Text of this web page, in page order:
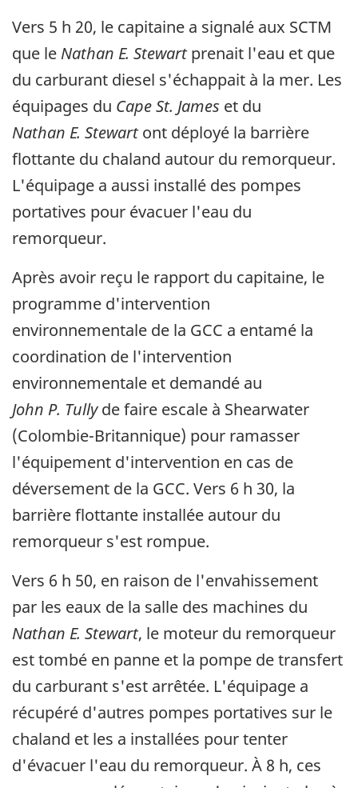
Vers 5 h 20, le capitaine a signalé aux SCTM
que le Nathan E. Stewartprenait l'eau et que
du carburant diesel s'échappait à la mer. Les
équipages du Cape St. James et du
Nathan E. Stewartont déployé la barrière
flottante du chaland autour du remorqueur.
L'équipage a aussi installé des pompes
portatives pour évacuer l'eau du
remorqueur.
Après avoir reçu le rapport du capitaine, le
programme d'intervention
environnementale de la GCC a entamé la
coordination de l'intervention
environnementale et demandé au
John P. Tullyde faire escale à Shearwater
(Colombie-Britannique) pour ramasser
l'équipement d'intervention en cas de
déversement de la GCC. Vers 6 h 30, la
barrière flottante installée autour du
remorqueur s'est rompue.
Vers 6 h 50, en raison de l'envahissement
par les eaux de la salle des machines du
Nathan E. Stewart, le moteur du remorqueur
est tombé en panne et la pompe de transfert
du carburant s'est arrêtée. L'équipage a
récupéré d'autres pompes portatives sur le
chaland et les a installées pour tenter
d'évacuer l'eau du remorqueur. À 8 h, ces